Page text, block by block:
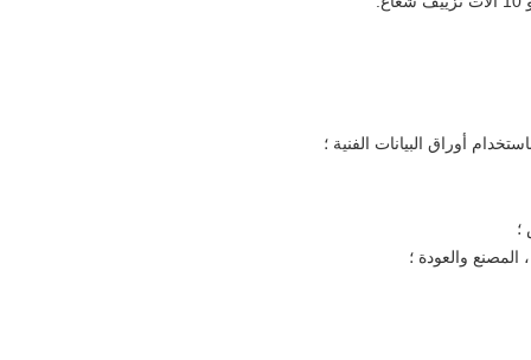
أوراق البيانات الفنية ؛
؛
المصنع والعودة ؛